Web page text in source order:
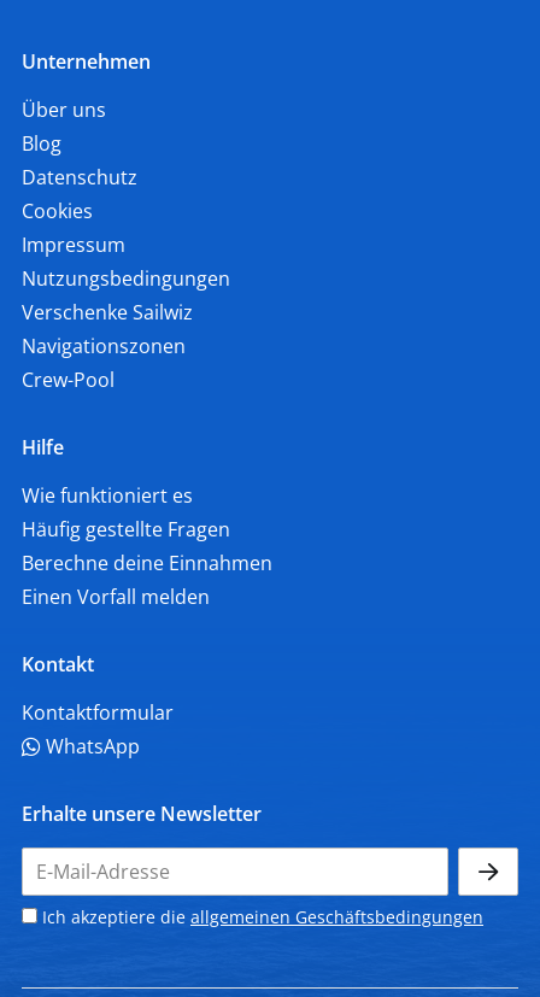
Unternehmen
Über uns
Blog
Datenschutz
Cookies
Impressum
Nutzungsbedingungen
Verschenke Sailwiz
Navigationszonen
Crew-Pool
Hilfe
Wie funktioniert es
Häufig gestellte Fragen
Berechne deine Einnahmen
Einen Vorfall melden
Kontakt
Kontaktformular
WhatsApp
Erhalte unsere Newsletter
Ich akzeptiere die allgemeinen Geschäftsbedingungen